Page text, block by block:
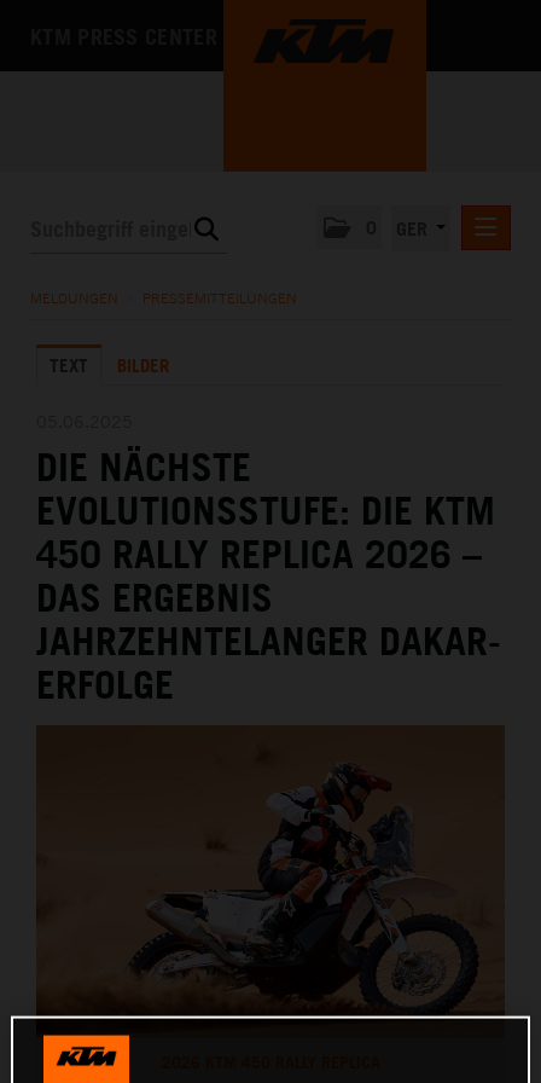
MEDIA
MELDUNGEN PRESSEMITTEILUNGEN
TEXT BILDER
DIE NÄCHSTE
EVOLUTIONSSTUFE: DIE KTM
450 RALLY REPLICA 2026 –
DAS ERGEBNIS
JAHRZEHNTELANGER DAKAR-
ERFOLGE